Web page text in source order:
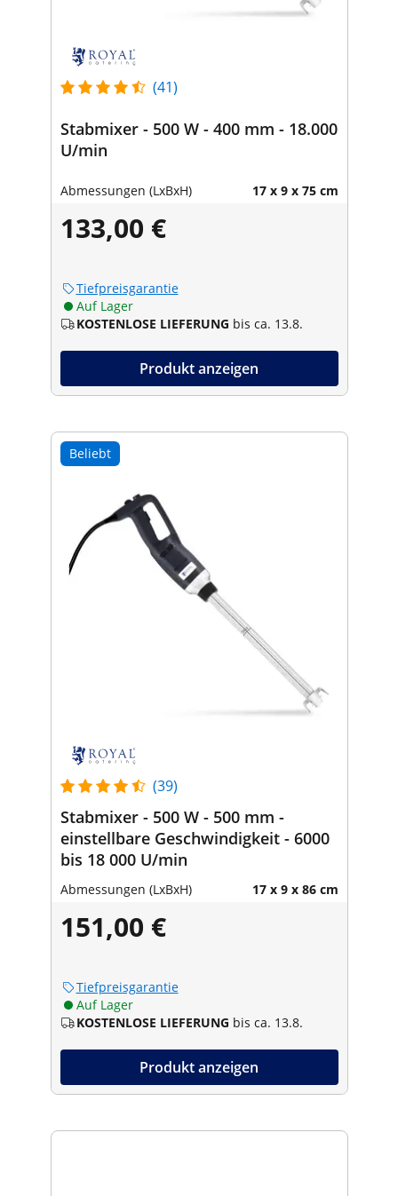
(41)
Stabmixer - 500 W - 400 mm - 18.000
U/min
Abmessungen (LxBxH) 17 x 9 x 75 cm
133,00 €
Tiefpreisgarantie
Auf Lager
KOSTENLOSE LIEFERUNG bis ca. 13.8.
Produkt anzeigen
Beliebt
(39)
Stabmixer - 500 W - 500 mm -
einstellbare Geschwindigkeit - 6000
bis 18 000 U/min
Abmessungen (LxBxH) 17 x 9 x 86 cm
151,00 €
Tiefpreisgarantie
Auf Lager
KOSTENLOSE LIEFERUNG bis ca. 13.8.
Produkt anzeigen